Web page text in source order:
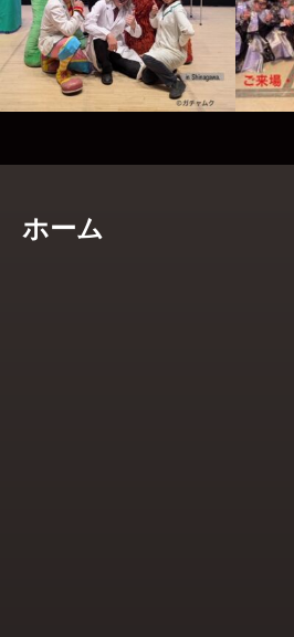
ホーム